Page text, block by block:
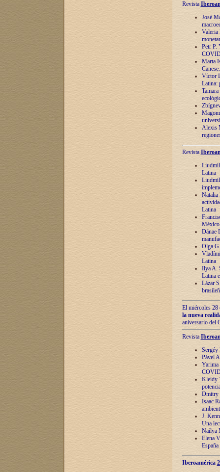
Revista
José
Valeria
Petr P.
Marta
Víctor
Latina:
Alexis
Revista
Latina
Natalia
Latina
México
Dánae
Olga
Latina
Ilya A.
Latina
Lázar
El miércoles 28
la nueva
aniversario del
Revista
Sergéy
Pável
Yarima
Kleidy
Dmitry
Isaac
J.
Una
Naílya
Elena
España
Iberoamérica